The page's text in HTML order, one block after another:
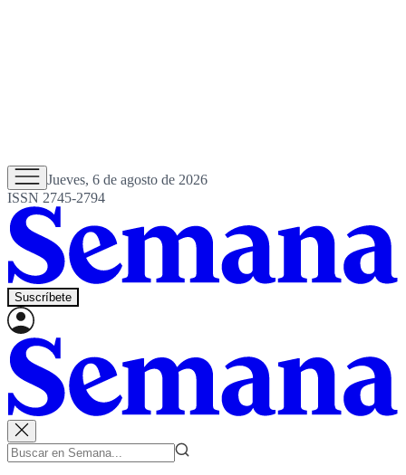
Jueves, 6 de agosto de 2026
ISSN 2745-2794
Suscríbete